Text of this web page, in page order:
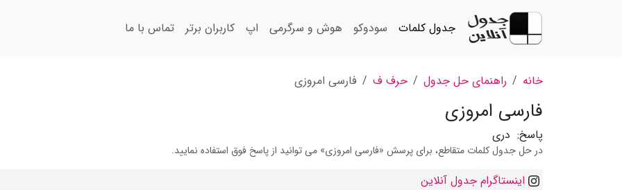
جدول کلمات سودوکو هوش و سرگرمی اپ کاربران برتر تماس با ما
خانه راهنمای حل جدول حرف ف فارسی امروزی
فارسی امروزی
پاسخ: دری
در حل جدول کلمات متقاطع، برای پرسش «فارسی امروزی» می توانید از پاسخ فوق استفاده نمایید.
اینستاگرام جدول آنلاین